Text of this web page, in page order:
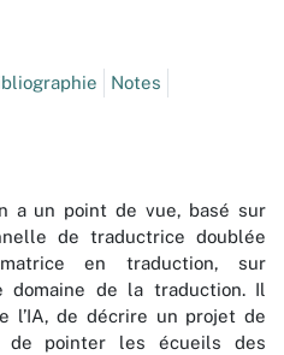
Notes
a un point de vue, basé sur
de traductrice doublée
en traduction, sur
domaine de la traduction. Il
l’IA, de décrire un projet de
de pointer les écueils des